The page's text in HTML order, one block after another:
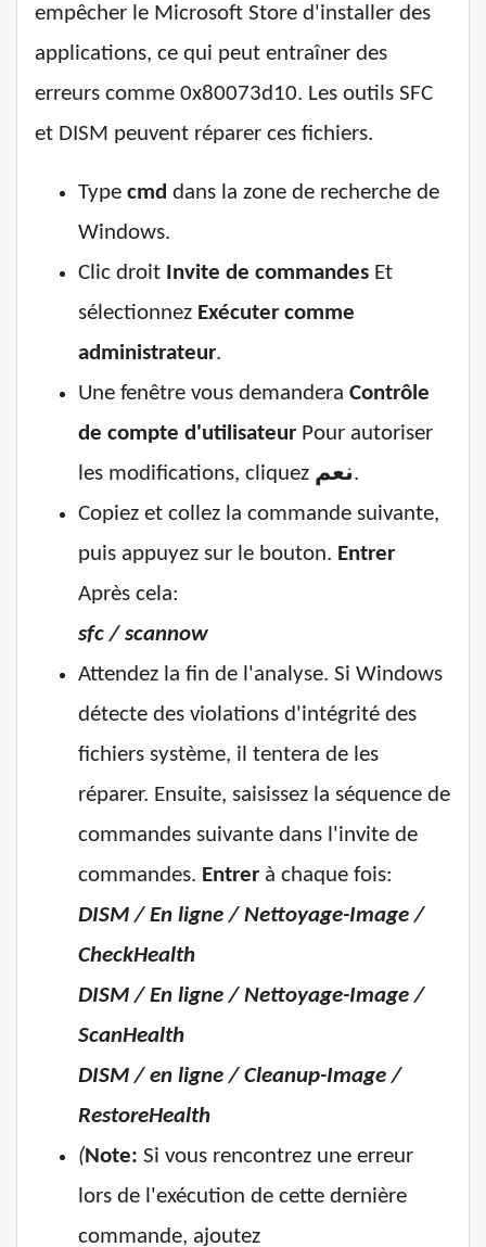
empêcher le Microsoft Store d'installer des
applications, ce qui peut entraîner des
erreurs comme 0x80073d10. Les outils SFC
et DISM peuvent réparer ces fichiers.
Type cmd dans la zone de recherche de
Windows.
Clic droit Invite de commandes Et
sélectionnez Exécuter comme
administrateur.
Une fenêtre vous demandera Contrôle
de compte d'utilisateur Pour autoriser
les modifications, cliquez نعم.
Copiez et collez la commande suivante,
puis appuyez sur le bouton. Entrer
Après cela:
sfc / scannow
Attendez la fin de l'analyse. Si Windows
détecte des violations d'intégrité des
fichiers système, il tentera de les
réparer. Ensuite, saisissez la séquence de
commandes suivante dans l'invite de
commandes. Entrer à chaque fois:
DISM / En ligne / Nettoyage-Image /
CheckHealth
DISM / En ligne / Nettoyage-Image /
ScanHealth
DISM / en ligne / Cleanup-Image /
RestoreHealth
(Note: Si vous rencontrez une erreur
lors de l'exécution de cette dernière
commande, ajoutez